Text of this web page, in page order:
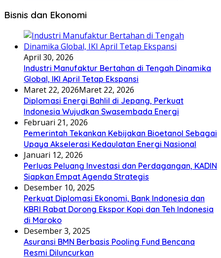
Bisnis dan Ekonomi
April 30, 2026
Industri Manufaktur Bertahan di Tengah Dinamika
Global, IKI April Tetap Ekspansi
Maret 22, 2026Maret 22, 2026
Diplomasi Energi Bahlil di Jepang, Perkuat
Indonesia Wujudkan Swasembada Energi
Februari 21, 2026
Pemerintah Tekankan Kebijakan Bioetanol Sebagai
Upaya Akselerasi Kedaulatan Energi Nasional
Januari 12, 2026
Perluas Peluang Investasi dan Perdagangan, KADIN
Siapkan Empat Agenda Strategis
Desember 10, 2025
Perkuat Diplomasi Ekonomi, Bank Indonesia dan
KBRI Rabat Dorong Ekspor Kopi dan Teh Indonesia
di Maroko
Desember 3, 2025
Asuransi BMN Berbasis Pooling Fund Bencana
Resmi Diluncurkan